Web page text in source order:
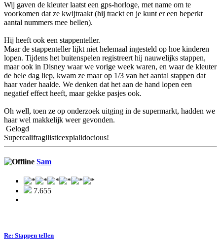
Wij gaven de kleuter laatst een gps-horloge, met name om te
voorkomen dat ze kwijtraakt (hij trackt en je kunt er een beperkt
aantal nummers mee bellen).
Hij heeft ook een stappenteller.
Maar de stappenteller lijkt niet helemaal ingesteld op hoe kinderen
lopen. Tijdens het buitenspelen registreert hij nauwelijks stappen,
maar ook in Disney waar we vorige week waren, en waar de kleuter
de hele dag liep, kwam ze maar op 1/3 van het aantal stappen dat
haar vader haalde. We denken dat het aan de hand lopen een
negatief effect heeft, maar gekke pasjes ook.
Oh well, toen ze op onderzoek uitging in de supermarkt, hadden we
haar wel makkelijk weer gevonden.
Gelogd
Supercalifragilisticexpialidocious!
Sam
7.655
Re: Stappen tellen